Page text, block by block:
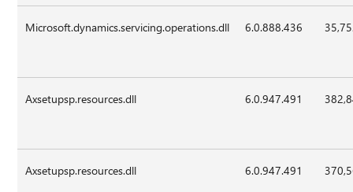
Microsoft.dynamics.servicing.operations.dll 6.0.888.436
Axsetupsp.resources.dll 6.0.947.491
Axsetupsp.resources.dll 6.0.947.491